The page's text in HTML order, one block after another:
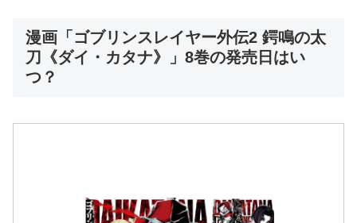
漫画「ゴブリンスレイヤー外伝2 鍔鳴の太
刀《ダイ・カタナ》」8巻の発売日はい
つ？